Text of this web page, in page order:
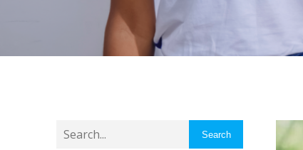
Search